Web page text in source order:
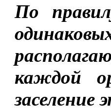
По
каждой